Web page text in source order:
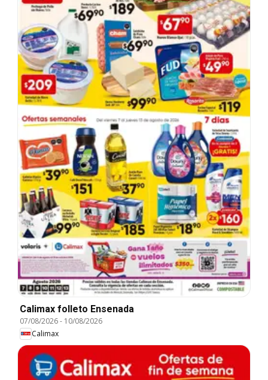
Calimax folleto Ensenada
07/08/2026- 10/08/2026
Calimax